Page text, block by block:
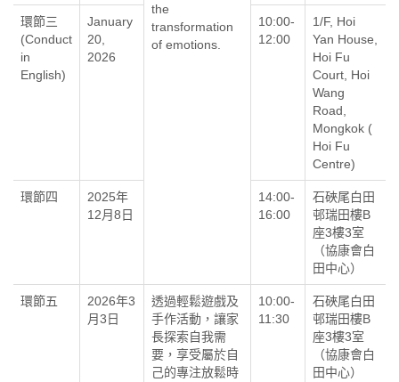
the
transformation
of emotions.
環節三
(Conduct
in
English)
January
20,
2026
10:00-
12:00
1/F, Hoi
Yan House,
Hoi Fu
Court, Hoi
Wang
Road,
Mongkok (
Hoi Fu
Centre)
環節四
2025年
12月8日
14:00-
16:00
石硤尾白田
邨瑞田樓B
座3樓3室
（協康會白
田中心）
環節五
2026年3
月3日
透過輕鬆遊戲及
手作活動，讓家
長探索自我需
要，享受屬於自
己的專注放鬆時
10:00-
11:30
石硤尾白田
邨瑞田樓B
座3樓3室
（協康會白
田中心）